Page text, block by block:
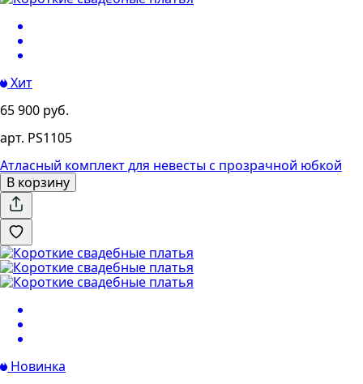
Хит
65 900 руб.
арт. PS1105
Атласный комплект для невесты с прозрачной юбкой
В корзину
Новинка
1
2
3